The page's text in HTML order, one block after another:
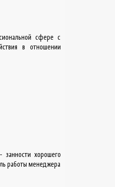
сфере с
в отношении
занности хорошего
работы менеджера